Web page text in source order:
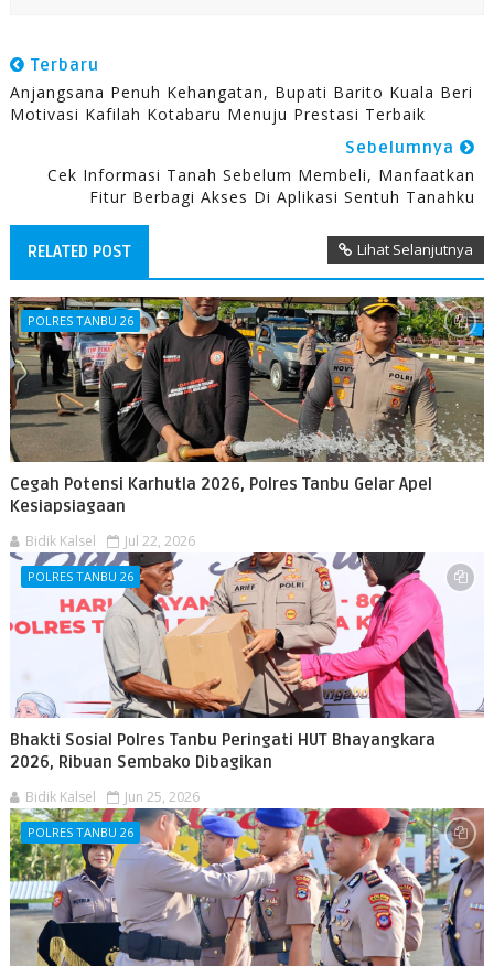
Terbaru
Anjangsana Penuh Kehangatan, Bupati Barito Kuala Beri
Motivasi Kafilah Kotabaru Menuju Prestasi Terbaik
Sebelumnya
Cek Informasi Tanah Sebelum Membeli, Manfaatkan
Fitur Berbagi Akses Di Aplikasi Sentuh Tanahku
RELATED POST Lihat Selanjutnya
POLRES TANBU 26
Cegah Potensi Karhutla 2026, Polres Tanbu Gelar Apel
Kesiapsiagaan
Bidik Kalsel Jul 22, 2026
POLRES TANBU 26
Bhakti Sosial Polres Tanbu Peringati HUT Bhayangkara
2026, Ribuan Sembako Dibagikan
Bidik Kalsel Jun 25, 2026
POLRES TANBU 26